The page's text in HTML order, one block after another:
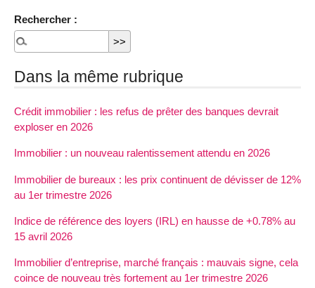
Rechercher :
Dans la même rubrique
Crédit immobilier : les refus de prêter des banques devrait
exploser en 2026
Immobilier : un nouveau ralentissement attendu en 2026
Immobilier de bureaux : les prix continuent de dévisser de 12%
au 1er trimestre 2026
Indice de référence des loyers (IRL) en hausse de +0.78% au
15 avril 2026
Immobilier d’entreprise, marché français : mauvais signe, cela
coince de nouveau très fortement au 1er trimestre 2026